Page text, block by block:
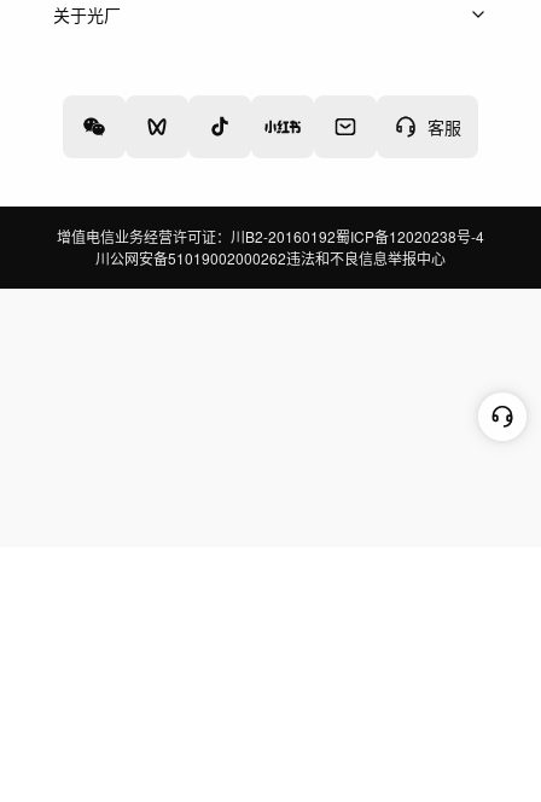
客服
上架服务
关于光厂
增值电信业务经营许可证：川B2-20160192蜀ICP备12020238号-4
川公网安备51019002000262违法和不良信息举报中心